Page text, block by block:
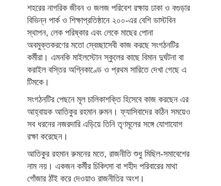
শহরের নাগরিক জীবন ও জলজ পরিবেশ রক্ষায় ঢাকা ও বগুড়ার
বিভিন্ন পার্ক ও শিক্ষাপ্রতিষ্ঠানে ২০০-এর বেশি ডাস্টবিন
স্থাপন, লেক পরিষ্কার এবং লেকে মাছের পোনা
অবমুক্তকরণের মতো স্বেচ্ছাসেবী কাজ করছে সংগঠনটির
কর্মীরা। এমনকি মাইলস্টোন স্কুলের কাছে বিমান দুর্ঘটনা বা
করাইল বস্তির অগ্নিকাণ্ডে ও প্রথম সারিতে দেখা গেছে এ
টিমকে।
সংগঠনটির পেছনে মূল চালিকাশক্তি হিসেবে কাজ করছেন এর
আহ্বায়ক আতিকুর রহমান রুমন। ফ্যাসিবাদের কঠিন সময়েও
সব ধরনের নজরদারি এড়িয়ে তিনি তৃণমূলের সঙ্গে যোগাযোগ
রক্ষা করেছেন।
আতিকুর রহমান রুমনের মতে, রাজনীতি শুধু মিছিল-সমাবেশের
নাম নয়। একজন কর্মীর চিকিৎসা বা শহীদ পরিবারের মাথা
গোঁজার ঠাঁই করে দেওয়াও রাজনীতির অংশ।